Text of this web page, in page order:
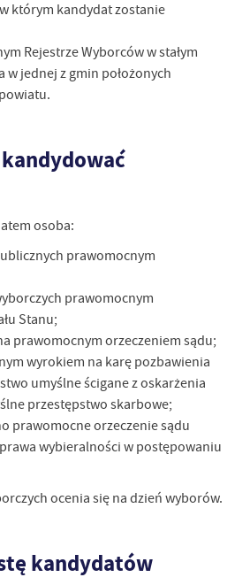
którym kandydat zostanie
Rejestrze Wyborców w stałym
w jednej z gmin położonych
osoba:
prawomocnym
prawomocnym
Stanu;
prawomocnym orzeczeniem sądu;
wyrokiem na karę pozbawienia
umyślne ścigane z oskarżenia
przestępstwo skarbowe;
prawomocne orzeczenie sądu
wybieralności w postępowaniu
ocenia się na dzień wyborów.
kandydatów